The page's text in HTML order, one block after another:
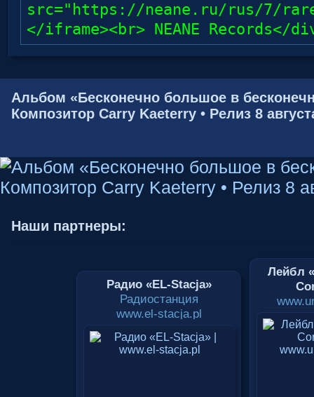
src="https://neane.ru/rus/7/
</iframe><br> NEANE Records</
Альбом «Бесконечно большое в
Композитор Carry Kaeterry • Релиз 8
Наши партнеры:
Радио «EL-Stacja»
Радиостанция
www.el-stacja.pl
Лейбл